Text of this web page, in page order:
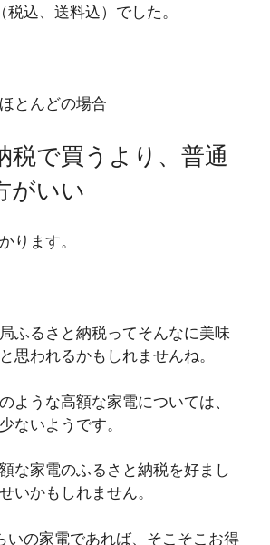
（税込、送料込）でした。
とんどの場合
税で買うより、普通
がいい
ります。
ふるさと納税ってそんなに美味
思われるかもしれませんね。
ような高額な家電については、
ないようです。
な家電のふるさと納税を好まし
いかもしれません。
いの家電であれば、そこそこお得